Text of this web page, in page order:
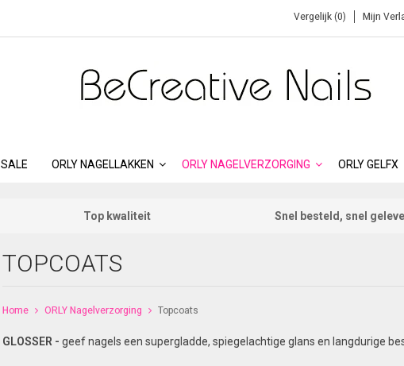
Vergelijk (0) Mijn
SALE ORLY NAGELLAKKEN ORLY NAGELVERZORGING ORLY GELFX
Top kwaliteit Snel besteld, snel
TOPCOATS
Home ORLY Nagelverzorging Topcoats
GLOSSER - geef nagels een supergladde, spiegelachtige glans en langdurige